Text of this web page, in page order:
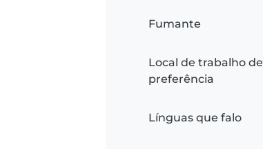
Fumante
Local de trabalho de
preferência
Línguas que falo